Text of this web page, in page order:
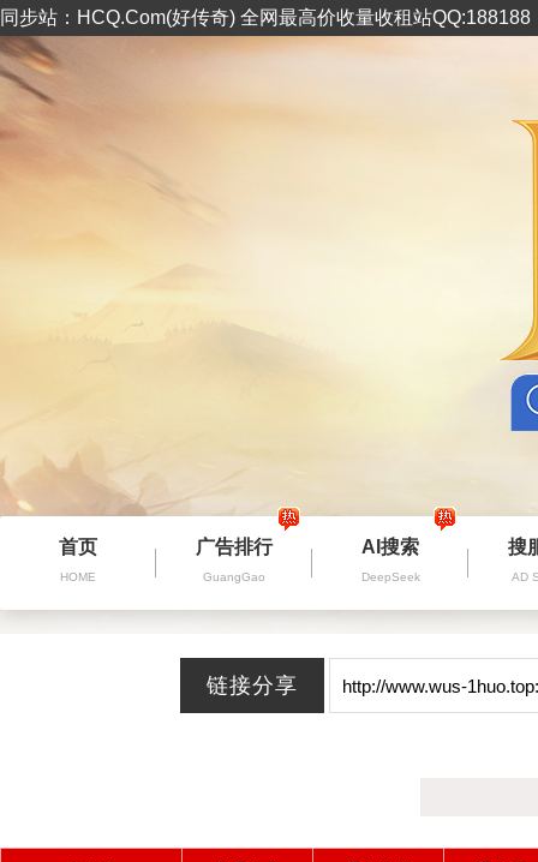
同步站：HCQ.Com(好传奇) 全网最高价收量收租站
首页
HOME
广告排行
GuangGao
AI搜索
DeepSeek
搜
AD